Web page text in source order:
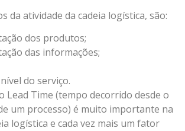
da atividade da cadeia logística, são:
dos produtos;
das informações;
do serviço.
Lead Time (tempo decorrido desde o
um processo) é muito importante na
logística e cada vez mais um fator